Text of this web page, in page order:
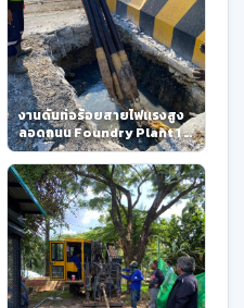
งานดันท่อร้อยสายไฟแรงสูง
ลอดถนน Foundry Plant 1 –
Oriental Copper (OC-
ETP)